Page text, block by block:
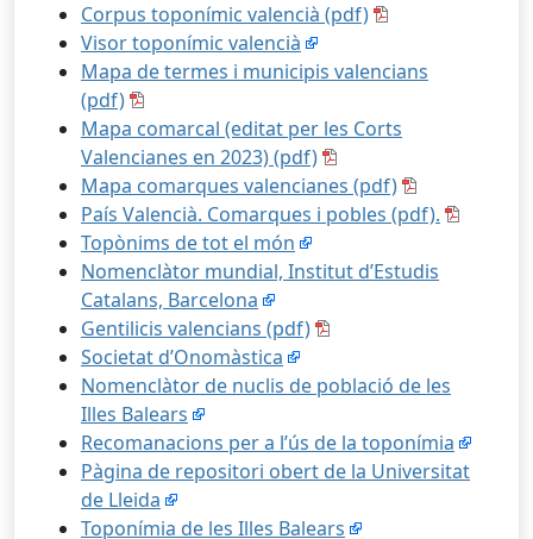
Corpus toponímic valencià (pdf)
Visor toponímic valencià
Mapa de termes i municipis valencians
(pdf)
Mapa comarcal (editat per les Corts
Valencianes en 2023) (pdf)
Mapa comarques valencianes (pdf)
País Valencià. Comarques i pobles (pdf).
Topònims de tot el món
Nomenclàtor mundial, Institut d’Estudis
Catalans, Barcelona
Gentilicis valencians (pdf)
Societat d’Onomàstica
Nomenclàtor de nuclis de població de les
Illes Balears
Recomanacions per a l’ús de la toponímia
Pàgina de repositori obert de la Universitat
de Lleida
Toponímia de les Illes Balears